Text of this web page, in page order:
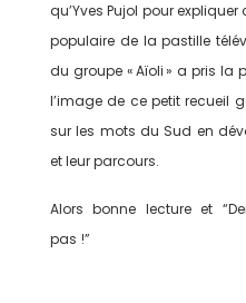
qu’Yves Pujol pour
populaire de la pastille
du groupe « Aïoli » a pris la
l’image de ce petit recueil
sur les mots du Sud en
et leur parcours.
Alors bonne lecture et
pas !”